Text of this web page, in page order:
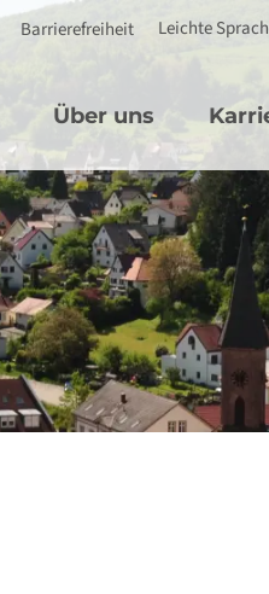
Barrierefreiheit Leichte
Über uns